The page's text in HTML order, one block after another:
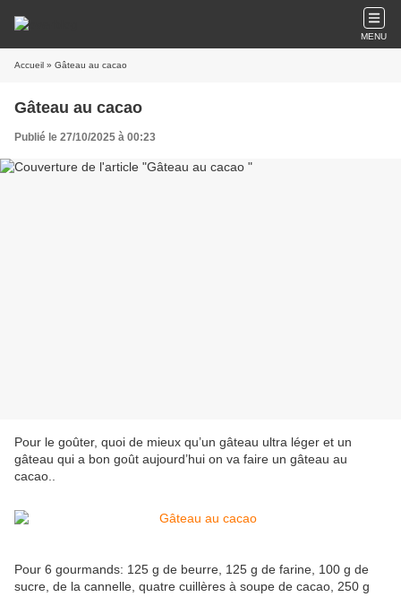
MENU
Accueil » Gâteau au cacao
Gâteau au cacao
Publié le 27/10/2025 à 00:23
Pour le goûter, quoi de mieux qu’un gâteau ultra léger et un
gâteau qui a bon goût aujourd’hui on va faire un gâteau au
cacao..
Pour 6 gourmands: 125 g de beurre, 125 g de farine, 100 g de
sucre, de la cannelle, quatre cuillères à soupe de cacao, 250 g